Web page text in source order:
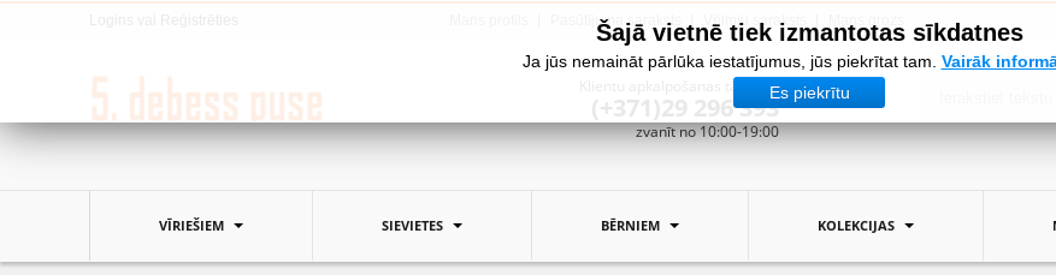
Šajā vietnē tiek izmantotas sīkdatnes
Ja jūs nemaināt pārlūka iestatījumus, jūs piekrītat tam. Vairāk
Es piekrītu
Pasūtījuma saraksts Vēlmju saraksts
Klientu apkalpošanas tālrunis:
(+371)29 296 393
zvanīt no 10:00-19:00
VĪRIEŠIEM SIEVIETES BĒRNIEM KOLEKCIJAS